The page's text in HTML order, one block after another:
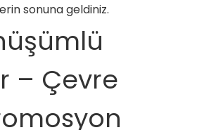
– Çevre
sonuna geldiniz.